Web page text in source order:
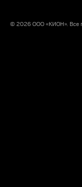
© 2026 ООО «КИОН». Все